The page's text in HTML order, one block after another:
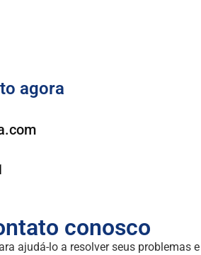
agora
conosco
ajudá-lo a resolver seus problemas e